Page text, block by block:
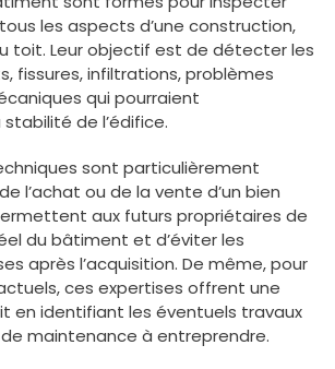
les aspects d’une construction,
toit. Leur objectif est de détecter les
fissures, infiltrations, problèmes
qui pourraient
de l’édifice.
sont particulièrement
l’achat ou de la vente d’un bien
aux futurs propriétaires de
du bâtiment et d’éviter les
après l’acquisition. De même, pour
ces expertises offrent une
en identifiant les éventuels travaux
maintenance à entreprendre.